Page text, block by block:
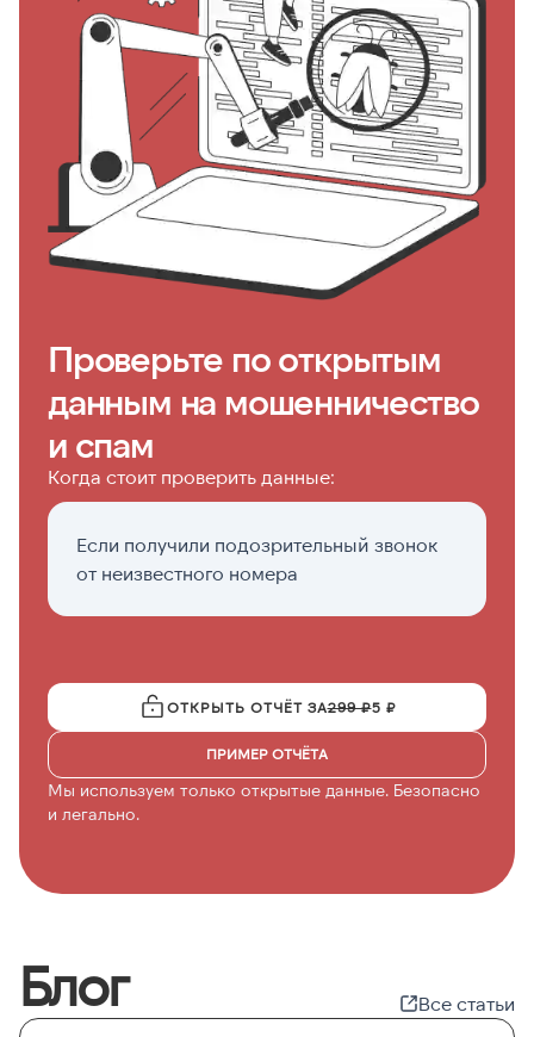
Проверьте по открытым
данным на мошенничество
и спам
Когда стоит проверить данные:
Если получили подозрительный звонок
от неизвестного номера
ОТКРЫТЬ ОТЧЁТ ЗА299 ₽5 ₽
ПРИМЕР ОТЧЁТА
Мы используем только открытые данные. Безопасно
и легально.
Блог Все статьи